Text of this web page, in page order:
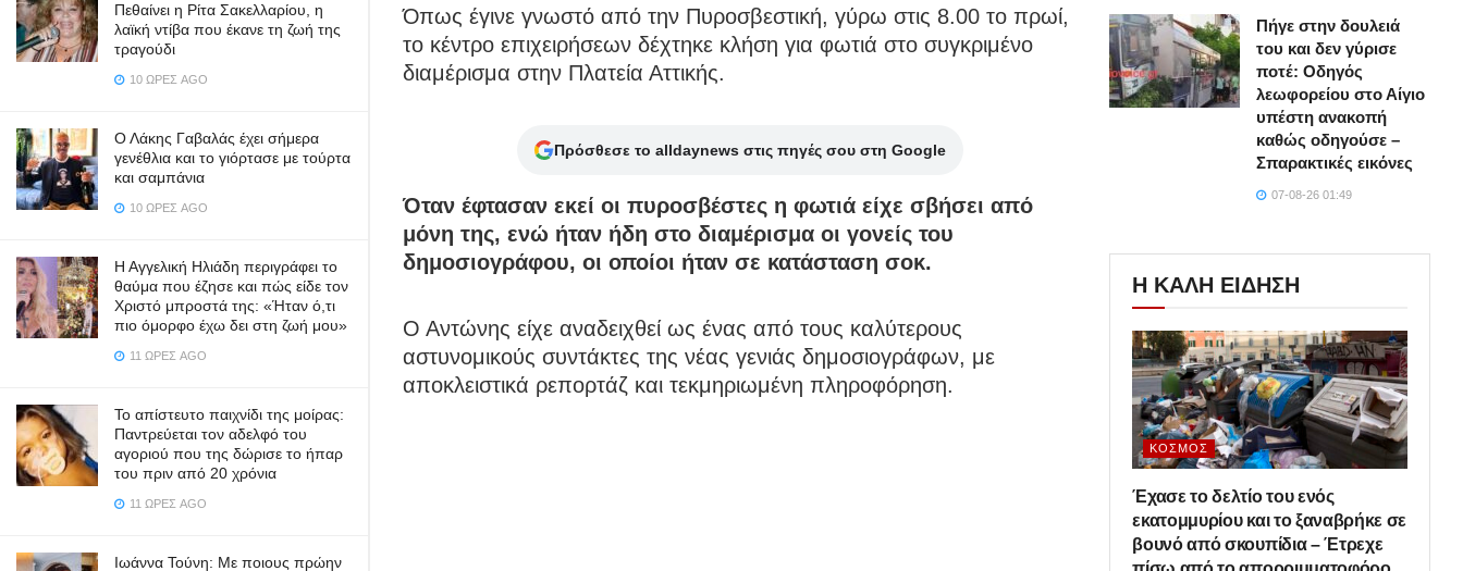
Πεθαίνει η Ρίτα Σακελλαρίου, η
λαϊκή ντίβα που έκανε τη ζωή της
τραγούδι
10 ΏΡΕΣ AGO
Ο Λάκης Γαβαλάς έχει σήμερα
γενέθλια και το γιόρτασε με τούρτα
και σαμπάνια
10 ΏΡΕΣ AGO
Η Αγγελική Ηλιάδη περιγράφει το
θαύμα που έζησε και πώς είδε τον
Χριστό μπροστά της: «Ήταν ό,τι
πιο όμορφο έχω δει στη ζωή μου»
11 ΏΡΕΣ AGO
Το απίστευτο παιχνίδι της μοίρας:
Παντρεύεται τον αδελφό του
αγοριού που της δώρισε το ήπαρ
του πριν από 20 χρόνια
11 ΏΡΕΣ AGO
Ιωάννα Τούνη: Με ποιους πρώην
Όπως έγινε γνωστό από την Πυροσβεστική, γύρω στις 8.00 το πρωί,
το κέντρο επιχειρήσεων δέχτηκε κλήση για φωτιά στο συγκριμένο
διαμέρισμα στην Πλατεία Αττικής.
Πρόσθεσε το alldaynews στις πηγές σου στη Google
Όταν έφτασαν εκεί οι πυροσβέστες η φωτιά είχε σβήσει από
μόνη της, ενώ ήταν ήδη στο διαμέρισμα οι γονείς του
δημοσιογράφου, οι οποίοι ήταν σε κατάσταση σοκ.
Ο Αντώνης είχε αναδειχθεί ως ένας από τους καλύτερους
αστυνομικούς συντάκτες της νέας γενιάς δημοσιογράφων, με
αποκλειστικά ρεπορτάζ και τεκμηριωμένη πληροφόρηση.
Πήγε στην δουλειά
του και δεν γύρισε
ποτέ: Οδηγός
λεωφορείου στο Αίγιο
υπέστη ανακοπή
καθώς οδηγούσε –
Σπαρακτικές εικόνες
07-08-26 01:49
Η ΚΑΛΗ ΕΙΔΗΣΗ
ΚΌΣΜΟΣ
Έχασε το δελτίο του ενός
εκατομμυρίου και το ξαναβρήκε σε
βουνό από σκουπίδια – Έτρεχε